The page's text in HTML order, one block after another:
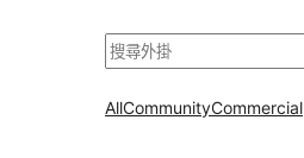
搜
AllCommunityCommercial